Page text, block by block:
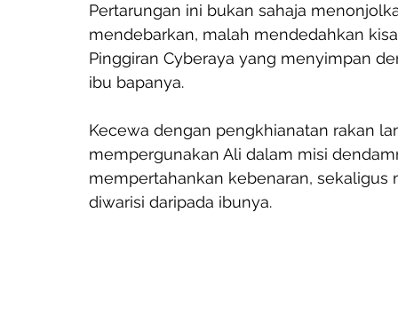
Pertarungan ini bukan sahaja
mendebarkan, malah mendedahkan
Pinggiran Cyberaya yang menyimpan
ibu bapanya.
Kecewa dengan pengkhianatan rakan
mempergunakan Ali dalam misi
mempertahankan kebenaran,
diwarisi daripada ibunya.